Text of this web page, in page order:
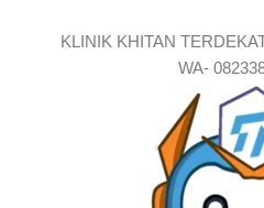
KLINIK KHITAN
WA-